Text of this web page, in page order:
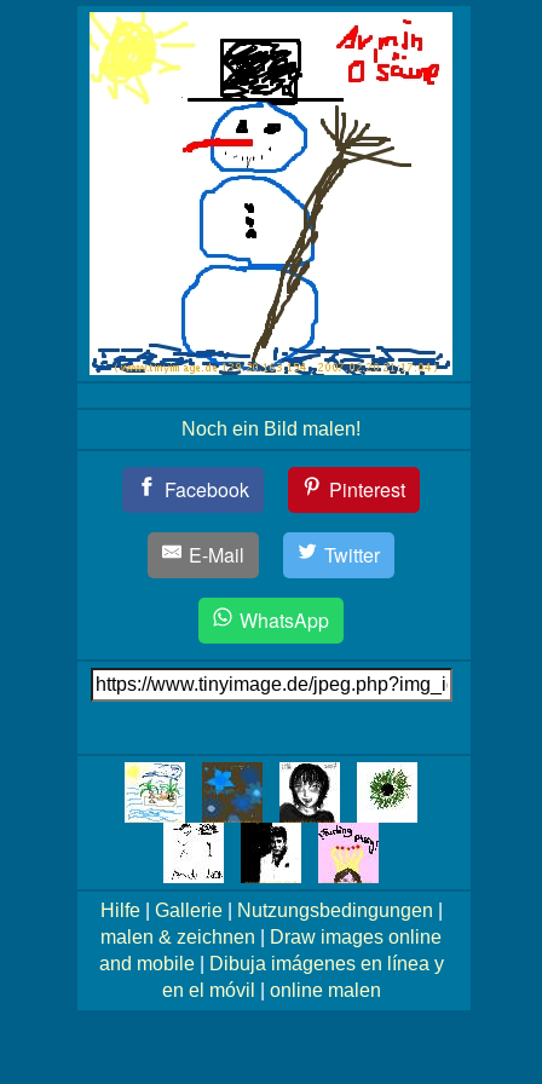
Noch ein Bild malen!
Facebook Pinterest
E-Mail Twitter
WhatsApp
Link
auf's
Mehr
Bilder!
Hilfe| Gallerie| Nutzungsbedingungen
malen & zeichnen
Draw images online
and mobile|
Dibuja imágenes en línea y
en el móvil
online malen